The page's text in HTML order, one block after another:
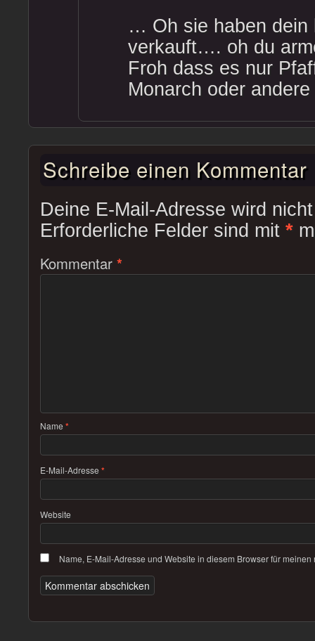
… Oh sie haben dein
verkauft…. oh du
Froh dass es nur
Monarch oder
Schreibe einen Kommentar
Deine E-Mail-Adresse wird
Erforderliche Felder sind mit *
Kommentar *
Name *
E-Mail-Adresse *
Website
Name, E-Mail-Adresse und Website in diesem Browser für